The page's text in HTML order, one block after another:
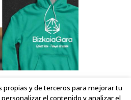
propias y de terceros para mejorar tu
el contenido y analizar el